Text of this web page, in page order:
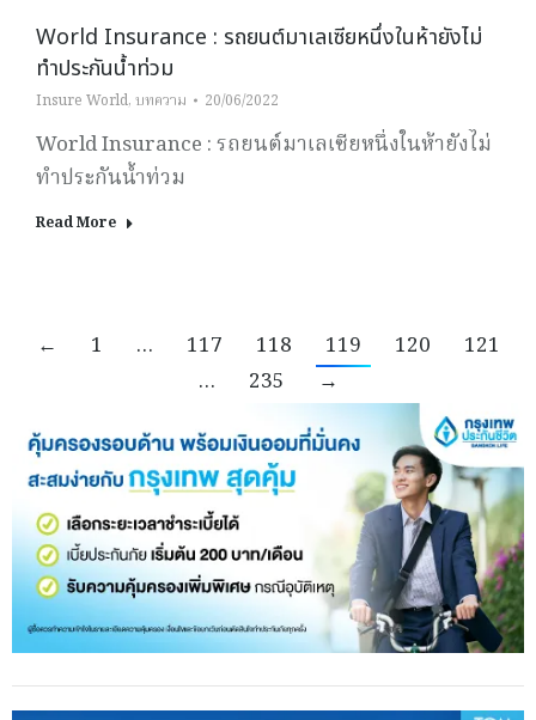
World Insurance : รถยนต์มาเลเซียหนึ่งในห้ายังไม่
ทำประกันน้ำท่วม
Insure World, บทความ 20/06/2022
World Insurance : รถยนต์มาเลเซียหนึ่งในห้ายังไม่
ทำประกันน้ำท่วม
Read More
← 1 … 117 118 119 120
121
…
235 →